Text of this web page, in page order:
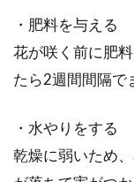
・肥料を与える
花が咲く前に肥
たら2週間間隔で
・水やりをする
乾燥に弱いため